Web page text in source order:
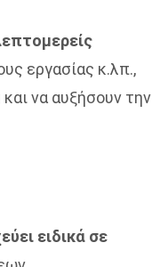
εργασίας κ.λπ.,
και να αυξήσουν την
ειδικά σε